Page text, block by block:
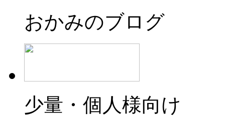
おかみのブログ
少量・個人様向け